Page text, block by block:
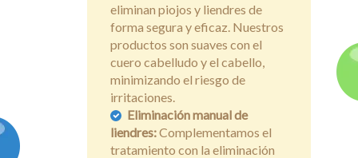
eliminan piojos y liendres de
forma segura y eficaz. Nuestros
productos son suaves con el
cuero cabelludo y el cabello,
minimizando el riesgo de
irritaciones.
Eliminación manual de
liendres:Complementamos el
tratamiento con la eliminación